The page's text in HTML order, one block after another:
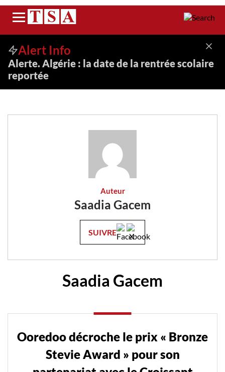
Menu
Alert Info
Alerte. Algérie : la date de la rentrée scolaire
reportée
Auteur
Saadia Gacem
SUIVRE
Saadia Gacem
Ooredoo décroche le prix « Bronze
Stevie Award » pour son